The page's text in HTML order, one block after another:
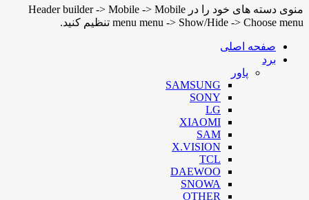
منوی دسته های خود را در Header builder -> Mobile -> Mobile
menu menu -> Show/Hide -> Choose menu تنظیم کنید.
صفحه اصلی
برد
پاور
SAMSUNG
SONY
LG
XIAOMI
SAM
X.VISION
TCL
DAEWOO
SNOWA
OTHER